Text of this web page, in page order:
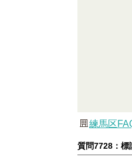
練馬区
質問7728：標